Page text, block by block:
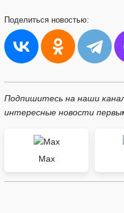
Поделиться новостью:
Подпишитесь на наши
интересные новости
Max